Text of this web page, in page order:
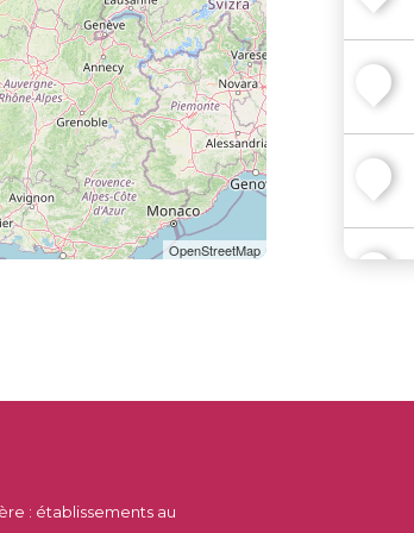
OpenStreetMap
: établissements au